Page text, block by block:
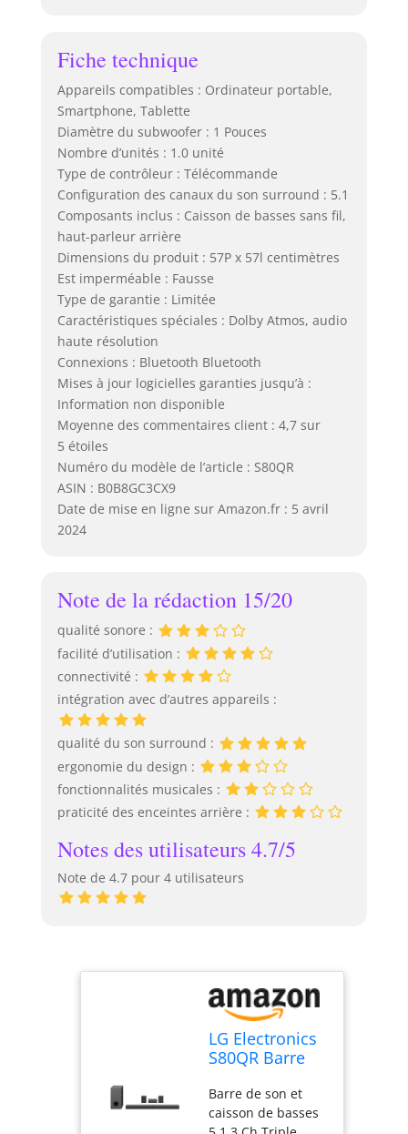
Fiche technique
Appareils compatibles : Ordinateur portable,
Smartphone, Tablette
Diamètre du subwoofer : 1 Pouces
Nombre d’unités : 1.0 unité
Type de contrôleur : Télécommande
Configuration des canaux du son surround : 5.1
Composants inclus : Caisson de basses sans fil,
haut-parleur arrière
Dimensions du produit : 57P x 57l centimètres
Est imperméable : Fausse
Type de garantie : Limitée
Caractéristiques spéciales : Dolby Atmos, audio
haute résolution
Connexions : Bluetooth Bluetooth
Mises à jour logicielles garanties jusqu’à :
Information non disponible
Moyenne des commentaires client : 4,7 sur
5 étoiles
Numéro du modèle de l’article : S80QR
ASIN : B0B8GC3CX9
Date de mise en ligne sur Amazon.fr : 5 avril
2024
Note de la rédaction 15/20
qualité sonore :
facilité d’utilisation :
connectivité :
intégration avec d’autres appareils :
qualité du son surround :
ergonomie du design :
fonctionnalités musicales :
praticité des enceintes arrière :
Notes des utilisateurs 4.7/5
Note de 4.7 pour 4 utilisateurs
LG Electronics
S80QR Barre
canaux avec
caisson de
Barre de son et
caisson de basses